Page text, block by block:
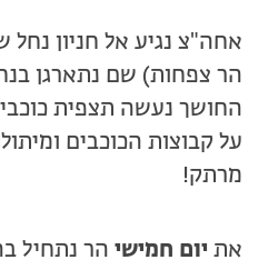
אחה"צ נגיע אל חניון נחל
הר צפחות) שם נתארגן
החושך נעשה תצפית
על קבוצות הכוכבים
מרתק!
את יום חמישי הר נתחיל